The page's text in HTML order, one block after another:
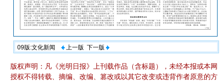
09版:文化新闻 上一版 下一版
版权声明：凡《光明日报》上刊载作品（含标题），未经本报或本网
授权不得转载、摘编、改编、篡改或以其它改变或违背作者原意的方